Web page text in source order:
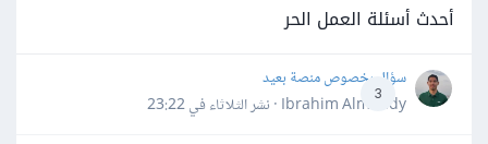
أحدث أسئلة العمل الحر
3
سؤال بخصوص منصة بعيد
Ibrahim Almahdy · نشر
الثلاثاء في 23:22